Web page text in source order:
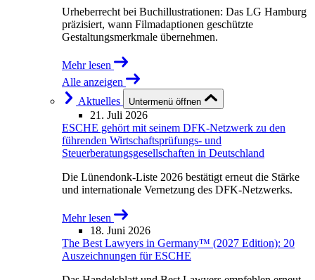
Urheberrecht bei Buchillustrationen: Das LG Hamburg
präzisiert, wann Filmadaptionen geschützte
Gestaltungsmerkmale übernehmen.
Mehr lesen
Alle anzeigen
Aktuelles
Untermenü öffnen
21. Juli 2026
ESCHE gehört mit seinem DFK-Netzwerk zu den
führenden Wirtschaftsprüfungs- und
Steuerberatungsgesellschaften in Deutschland
Die Lünendonk-Liste 2026 bestätigt erneut die Stärke
und internationale Vernetzung des DFK-Netzwerks.
Mehr lesen
18. Juni 2026
The Best Lawyers in Germany™ (2027 Edition): 20
Auszeichnungen für ESCHE